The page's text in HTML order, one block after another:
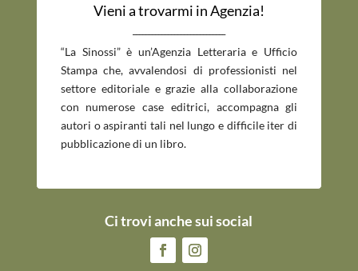
Vieni a trovarmi in Agenzia!
“La Sinossi” è un’Agenzia Letteraria e Ufficio
Stampa che, avvalendosi di professionisti nel
settore editoriale e grazie alla collaborazione
con numerose case editrici, accompagna gli
autori o aspiranti tali nel lungo e difficile iter di
pubblicazione di un libro.
Ci trovi anche sui social